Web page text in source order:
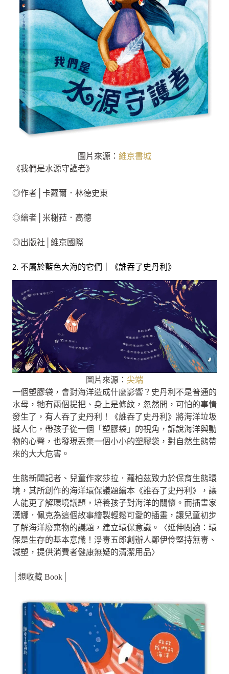
圖片來源： 維京書城
《我們是水源守護者》
◎作者│卡蘿爾．林德史東
◎繪者│米榭菈．高德
◎出版社│維京國際
2. 不屬於藍色大海的它們｜《誰吞了史丹利》
圖片來源： 尖端
一個塑膠袋，會對海洋造成什麼影響？史丹利不是普通的
水母，牠有兩個提把、身上是條紋，忽然間，可怕的事情
發生了，有人吞了史丹利！《誰吞了史丹利》將海洋垃圾
擬人化，帶孩子從一個「塑膠袋」的視角，訴說海洋與動
物的心聲，也發現丟棄一個小小的塑膠袋，對自然生態帶
來的大大危害。
生態新聞記者、兒童作家莎拉．蘿柏茲致力於保育生態環
境，其所創作的海洋環保議題繪本《誰吞了史丹利》，讓
人能更了解環境議題，培養孩子對海洋的關懷。而插畫家
漢娜．佩克為這個故事繪製輕鬆可愛的插畫，讓兒童初步
了解海洋廢棄物的議題，建立環保意識。〈延伸閱讀：環
保是生存的基本意識！淨毒五郎創辦人鄭伊伶堅持無毒、
減塑，提供消費者健康無疑的清潔用品〉
│想收藏 Book│